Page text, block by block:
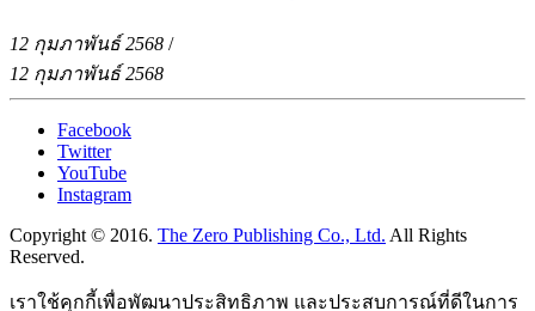
12 กุมภาพันธ์ 2568 /
12 กุมภาพันธ์ 2568
Facebook
Twitter
YouTube
Instagram
Copyright © 2016. The Zero Publishing Co., Ltd. All Rights
Reserved.
เราใช้คุกกี้เพื่อพัฒนาประสิทธิภาพ และประสบการณ์ที่ดีในการ